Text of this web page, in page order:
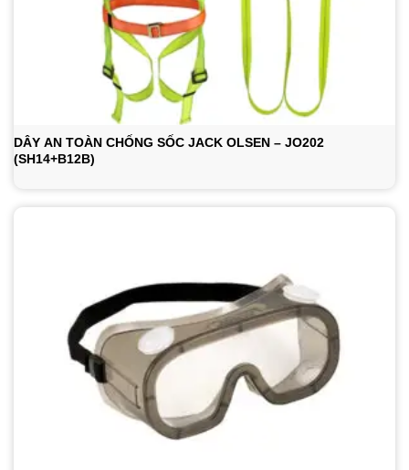
DÂY AN TOÀN CHỐNG SỐC JACK OLSEN – JO202
(SH14+B12B)